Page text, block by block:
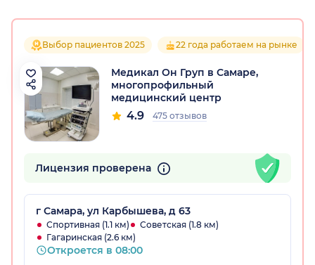
Выбор пациентов 2025 22 года работаем на рынке
Медикал Он Груп в Самаре,
многопрофильный
медицинский центр
4.9 475 отзывов
Лицензия проверена
г Самара, ул Карбышева, д 63
Спортивная (1.1 км)
Советская (1.8 км)
Гагаринская (2.6 км)
Откроется в 08:00